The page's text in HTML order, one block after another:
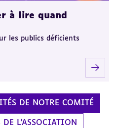
à lire quand
les publics déficients
DE NOTRE COMITÉ
DE L'ASSOCIATION